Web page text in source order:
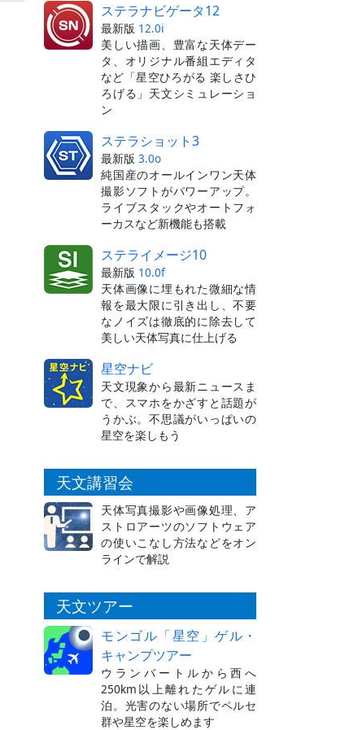
ステラナビゲータ12
最新版 12.0i
美しい描画、豊富な天体デー
タ、オリジナル番組エディタ
など「星空ひろがる 楽しさひ
ろげる」天文シミュレーショ
ン
ステラショット3
最新版 3.0o
純国産のオールインワン天体
撮影ソフトがパワーアップ。
ライブスタックやオートフォ
ーカスなど新機能も搭載
ステライメージ10
最新版 10.0f
天体画像に埋もれた微細な情
報を最大限に引き出し、不要
なノイズは徹底的に除去して
美しい天体写真に仕上げる
星空ナビ
天文現象から最新ニュースま
で、スマホをかざすと話題が
うかぶ。不思議がいっぱいの
星空を楽しもう
天文講習会
天体写真撮影や画像処理、ア
ストロアーツのソフトウェア
の使いこなし方法などをオン
ラインで解説
天文ツアー
モンゴル「星空」ゲル・
キャンプツアー
ウランバートルから西へ
250km以上離れたゲルに連
泊。光害のない場所でペルセ
群や星空を楽しめます